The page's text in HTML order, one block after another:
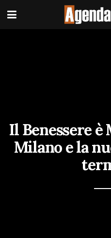
Il Benessere
Milano e la